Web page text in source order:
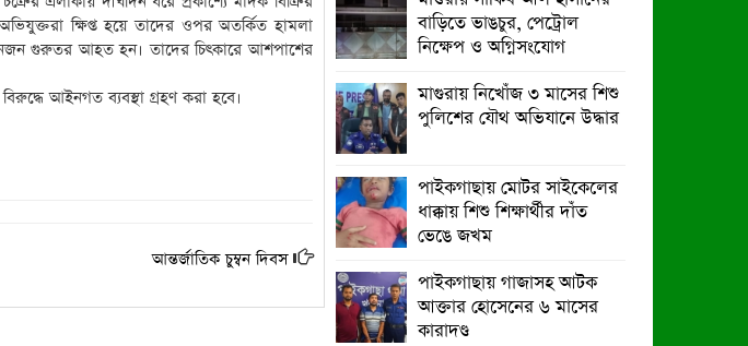
ক্ষিপ্ত হয়ে তাদের ওপর অতর্কিত হামলা
তিনজন গুরুতর আহত হন। তাদের চিৎকারে আশপাশের
আইনগত ব্যবস্থা গ্রহণ করা হবে।
আন্তর্জাতিক চুম্বন দিবস
ডোরাকাটা মাল্টা
পাইকগাছায় নার্সারীতে গুটি কলম তৈরিতে
ব্যস্ত শ্রমিক
বাড়িতে ভাঙচুর, পেট্রোল
নিক্ষেপ ও অগ্নিসংযোগ
মাগুরায় নিখোঁজ ৩ মাসের শিশু
পুলিশের যৌথ অভিযানে উদ্ধার
পাইকগাছায় মোটর সাইকেলের
ধাক্কায় শিশু শিক্ষার্থীর দাঁত
ভেঙে জখম
পাইকগাছায় গাজাসহ আটক
আক্তার হোসেনের ৬ মাসের
কারাদণ্ড